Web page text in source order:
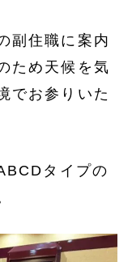
副住職に案内
ため天候を気
でお参りいた
タイプの